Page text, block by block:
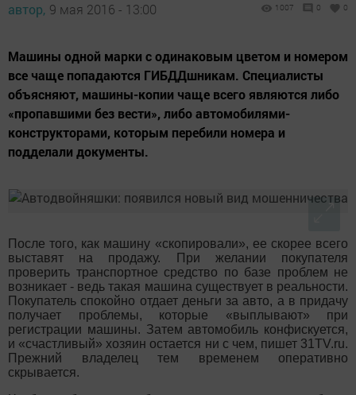
автор, 9 мая 2016 - 13:00 1007 0 0
Машины одной марки с одинаковым цветом и номером
все чаще попадаются ГИБДДшникам. Специалисты
объясняют, машины-копии чаще всего являются либо
«пропавшими без вести», либо автомобилями-
конструкторами, которым перебили номера и
подделали документы.
После того, как машину «скопировали», ее скорее всего
выставят на продажу. При желании покупателя
проверить транспортное средство по базе проблем не
возникает - ведь такая машина существует в реальности.
Покупатель спокойно отдает деньги за авто, а в придачу
получает проблемы, которые «выплывают» при
регистрации машины. Затем автомобиль конфискуется,
и «счастливый» хозяин остается ни с чем, пишет 31TV.ru.
Прежний владелец тем временем оперативно
скрывается.